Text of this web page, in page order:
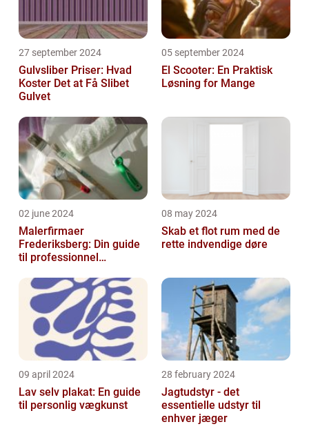
27 september 2024
Gulvsliber Priser: Hvad
Koster Det at Få Slibet
Gulvet
05 september 2024
El Scooter: En Praktisk
Løsning for Mange
02 june 2024
Malerfirmaer
Frederiksberg: Din guide
til professionnel
08 may 2024
Skab et flot rum med de
rette indvendige døre
09 april 2024
Lav selv plakat: En guide
til personlig vægkunst
28 february 2024
Jagtudstyr - det
essentielle udstyr til
enhver jæger